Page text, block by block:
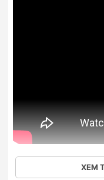
Mua điện thoại di
XEM